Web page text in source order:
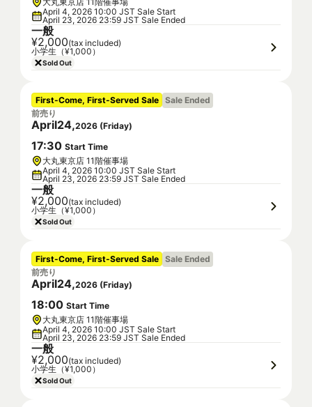
April 4, 2026 10:00 JST Sale Start
April 23, 2026 23:59 JST Sale Ended
一般
¥2,000(tax included)
小学生（¥1,000）
Sold Out
First-Come, First-Served Sale Sale Ended
前売り
April24,2026 (Friday)
17:30 Start Time
大丸東京店 11階催事場
April 4, 2026 10:00 JST Sale Start
April 23, 2026 23:59 JST Sale Ended
一般
¥2,000(tax included)
小学生（¥1,000）
Sold Out
First-Come, First-Served Sale Sale Ended
前売り
April24,2026 (Friday)
18:00 Start Time
大丸東京店 11階催事場
April 4, 2026 10:00 JST Sale Start
April 23, 2026 23:59 JST Sale Ended
一般
¥2,000(tax included)
小学生（¥1,000）
Sold Out